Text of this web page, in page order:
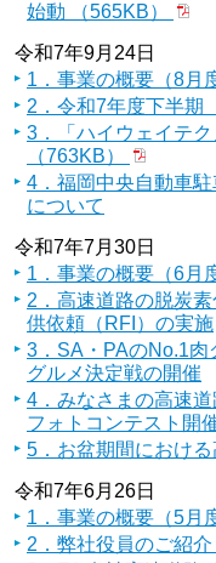
始動 （565KB）
令和7年9月24日
1．事業の概要（8月
2．令和7年度下半
3．「ハイウェイテ
（763KB）
4．福岡中央自動車
について
令和7年7月30日
1．事業の概要（6月
2．高速道路の脱炭
供依頼（RFI）の実施
3．SA・PAのNo.1
グルメ決定戦の開催
4．みなさまの高速
フォトコンテスト開
5．お盆期間におけ
令和7年6月26日
1．事業の概要（5月
2．弊社役員のご紹介